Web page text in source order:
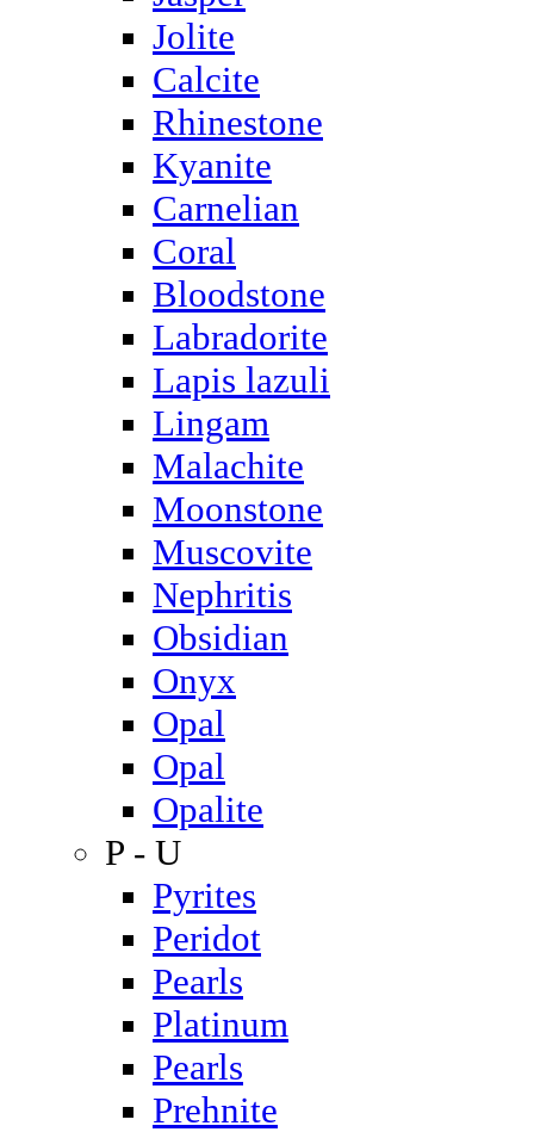
Jolite
Calcite
Rhinestone
Kyanite
Carnelian
Coral
Bloodstone
Labradorite
Lapis lazuli
Lingam
Malachite
Moonstone
Muscovite
Nephritis
Obsidian
Onyx
Opal
Opal
Opalite
P - U
Pyrites
Peridot
Pearls
Platinum
Pearls
Prehnite